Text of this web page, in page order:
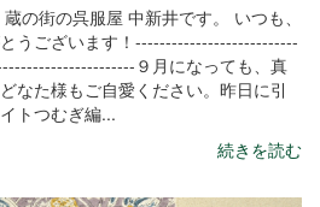
の街の呉服屋 中新井です。 いつも、
うございます！---------------------------
９月になっても、真
なた様もご自愛ください。昨日に引
トつむぎ編...
続きを読む